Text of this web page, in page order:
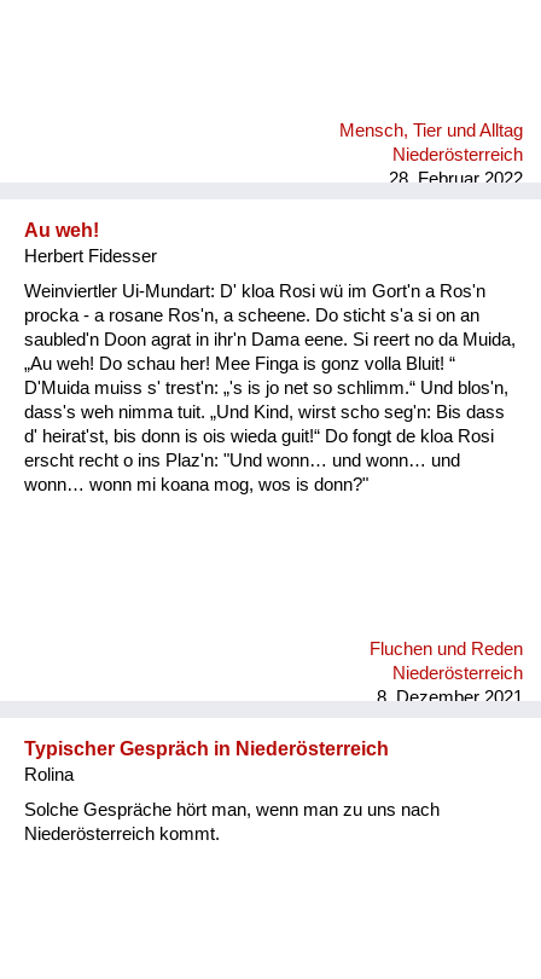
Mensch, Tier und Alltag
Niederösterreich
28. Februar 2022
Au weh!
Herbert Fidesser
Weinviertler Ui-Mundart: D' kloa Rosi wü im Gort'n a Ros'n
procka - a rosane Ros'n, a scheene. Do sticht s'a si on an
saubled'n Doon agrat in ihr'n Dama eene. Si reert no da Muida,
„Au weh! Do schau her! Mee Finga is gonz volla Bluit! “
D'Muida muiss s' trest'n: „'s is jo net so schlimm.“ Und blos'n,
dass's weh nimma tuit. „Und Kind, wirst scho seg'n: Bis dass
d' heirat'st, bis donn is ois wieda guit!“ Do fongt de kloa Rosi
erscht recht o ins Plaz'n: "Und wonn… und wonn… und
wonn… wonn mi koana mog, wos is donn?"
Fluchen und Reden
Niederösterreich
8. Dezember 2021
Typischer Gespräch in Niederösterreich
Rolina
Solche Gespräche hört man, wenn man zu uns nach
Niederösterreich kommt.